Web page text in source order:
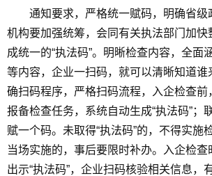
通知要求，严格统一赋码，明确省级
机构要加强统筹，会同有关执法部门加快
成统一的“执法码”。明晰检查内容，全面
等内容，企业一扫码，就可以清晰知道谁
确扫码程序，严格扫码流程，入企检查前
报备检查任务，系统自动生成“执法码”；
赋一个码。未取得“执法码”的，不得实施
当场实施的，事后要限时补办。入企检
出示“执法码”，企业扫码核验相关信息，